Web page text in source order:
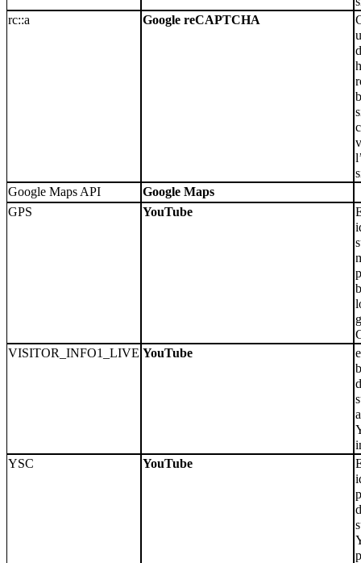
rc::a
Google reCAPTCHA
Google Maps API
Google Maps
GPS
YouTube
VISITOR_INFO1_LIVE YouTube
YSC
YouTube